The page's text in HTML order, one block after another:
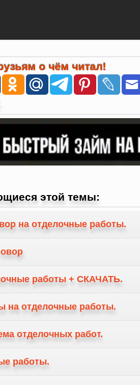
о чём читал!
этой темы:
на отделочные работы.
работы + СКАЧАТЬ.
на отделочные работы.
отделочных работ.
работы.